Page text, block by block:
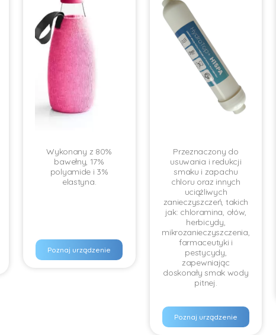
Wykonany z 80%
bawełny, 17%
polyamide i 3%
elastyna.
Poznaj urządzenie
Przeznaczony do
usuwania i redukcji
smaku i zapachu
chloru oraz innych
uciążliwych
zanieczyszczeń, takich
jak: chloramina, ołów,
herbicydy,
mikrozanieczyszczenia,
farmaceutyki i
pestycydy,
zapewniając
doskonały smak wody
pitnej.
Poznaj urządzenie